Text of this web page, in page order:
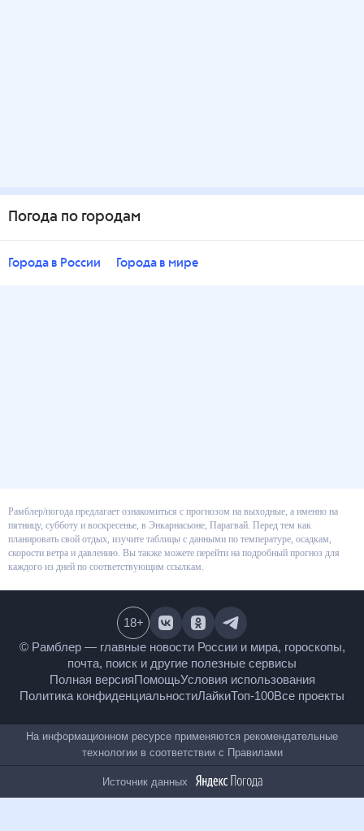
Погода по городам
Города в России Города в мире
Рамблер/погода предлагает ознакомиться с прогнозом на выходные, а
именно на пятницу, субботу и воскресенье, в Энкарнасьоне, Парагвай.
Перед тем как планировать свой отдых, изучите таблицы с данными по
температуре, осадкам, скорости ветра и давлению. Вы также можете
перейти на подробный прогноз для каждого из дней по соответствующим
© Рамблер — главные новости России и мира,
гороскопы, почта, поиск и другие полезные сервисы
Полная версияПомощьУсловия использования
Все проекты
18+
На информационном ресурсе применяются
рекомендательные технологии в соответствии с